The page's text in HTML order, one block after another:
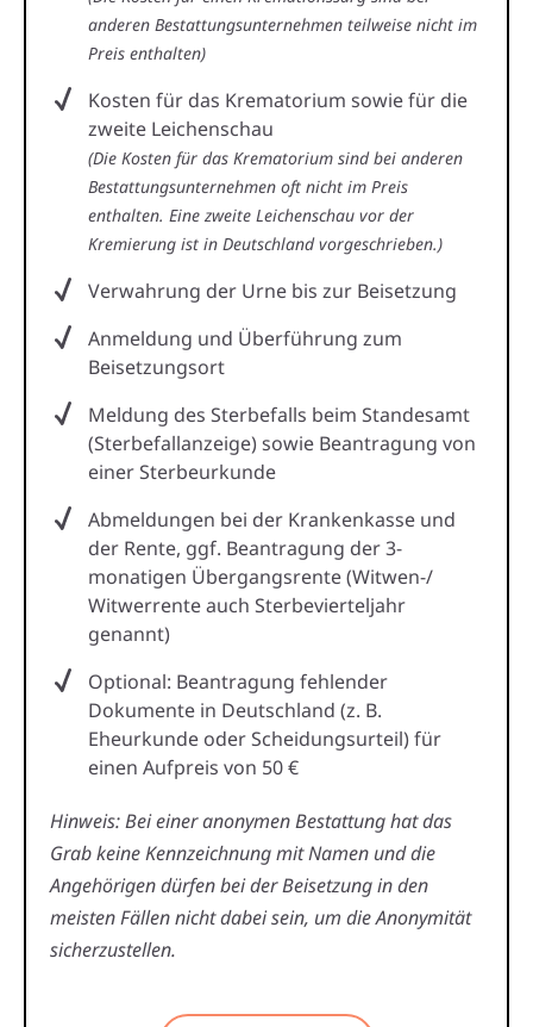
anderen Bestattungsunternehmen teilweise nicht im
Preis enthalten)
Kosten für das Krematorium sowie für die
zweite Leichenschau
(Die Kosten für das Krematorium sind bei anderen
Bestattungsunternehmen oft nicht im Preis
enthalten. Eine zweite Leichenschau vor der
Kremierung ist in Deutschland vorgeschrieben.)
Verwahrung der Urne bis zur Beisetzung
Anmeldung und Überführung zum
Beisetzungsort
Meldung des Sterbefalls beim Standesamt
(Sterbefallanzeige) sowie Beantragung von
einer Sterbeurkunde
Abmeldungen bei der Krankenkasse und
der Rente, ggf. Beantragung der 3-
monatigen Übergangsrente (Witwen-/
Witwerrente auch Sterbevierteljahr
genannt)
Optional: Beantragung fehlender
Dokumente in Deutschland (z. B.
Eheurkunde oder Scheidungsurteil) für
einen Aufpreis von 50 €
Hinweis: Bei einer anonymen Bestattung hat das
Grab keine Kennzeichnung mit Namen und die
Angehörigen dürfen bei der Beisetzung in den
meisten Fällen nicht dabei sein, um die Anonymität
sicherzustellen.